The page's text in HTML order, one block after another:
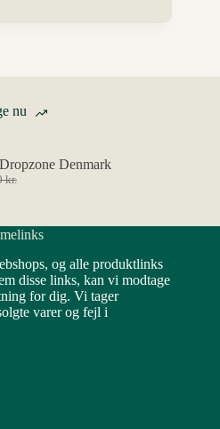
nu
Denmark
kr.
og alle produktlinks
disse links, kan vi modtage
for dig. Vi tager
varer og fejl i